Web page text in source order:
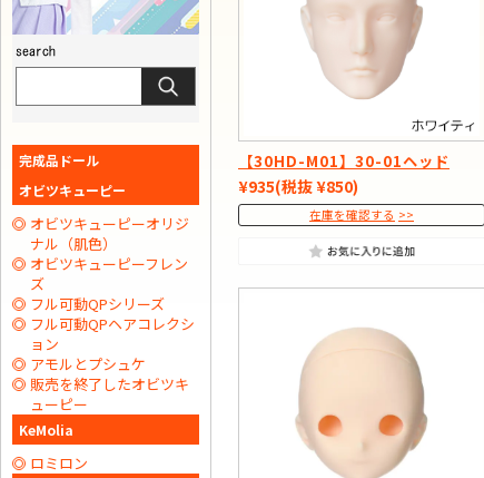
【30HD-M01】30-01ヘッド
¥935(税抜 ¥850)
在庫を確認する
完成品ドール
オビツキューピー
オビツキューピーオリジ
ナル（肌色）
オビツキューピーフレン
ズ
フル可動QPシリーズ
フル可動QPヘアコレクシ
ョン
アモルとプシュケ
販売を終了したオビツキ
ューピー
KeMolia
ロミロン